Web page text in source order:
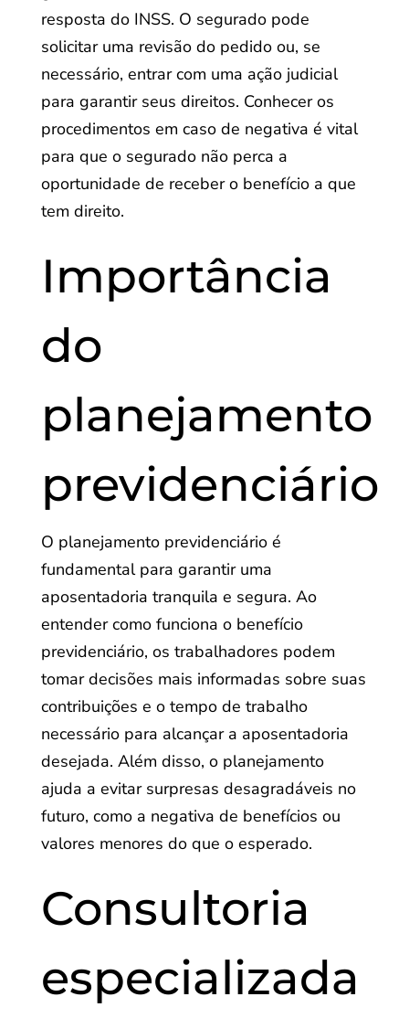
resposta do INSS. O segurado pode
solicitar uma revisão do pedido ou, se
necessário, entrar com uma ação judicial
para garantir seus direitos. Conhecer os
procedimentos em caso de negativa é vital
para que o segurado não perca a
oportunidade de receber o benefício a que
tem direito.
Importância
do
planejamento
previdenciário
O planejamento previdenciário é
fundamental para garantir uma
aposentadoria tranquila e segura. Ao
entender como funciona o benefício
previdenciário, os trabalhadores podem
tomar decisões mais informadas sobre suas
contribuições e o tempo de trabalho
necessário para alcançar a aposentadoria
desejada. Além disso, o planejamento
ajuda a evitar surpresas desagradáveis no
futuro, como a negativa de benefícios ou
valores menores do que o esperado.
Consultoria
especializada